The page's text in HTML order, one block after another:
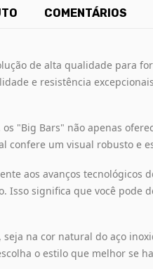
COMENTÁRIOS
de alta qualidade para
e resistência
"Big Bars" não apenas
confere um visual robusto e
aos avanços tecnológicos
Isso significa que você
na cor natural do aço
o estilo que melhor se